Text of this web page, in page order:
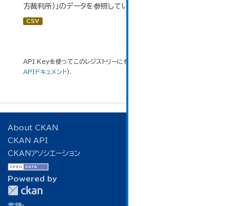
方裁判所）」のデータを参照しています。
CSV
API Keyを使ってこのレジストリーにもアクセス可能です
APIドキュメント).
About CKAN
CKAN API
CKANアソシエーション
Powered by